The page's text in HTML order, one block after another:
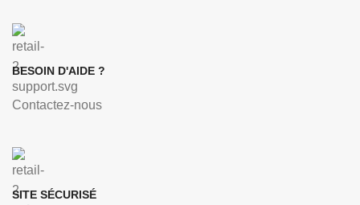
BESOIN D'AIDE ?
Contactez-nous
SITE SÉCURISÉ